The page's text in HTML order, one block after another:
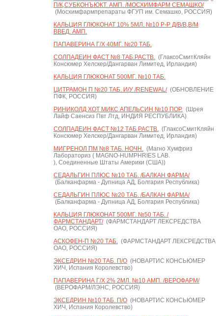
П/К,СУБКОНЪЮКТ. АМП. /МОСХИМФАРМ СЕМАШКО/
(Мосхимфармпрепараты ФГУП им. Семашко, РОССИЯ)
КАЛЬЦИЯ ГЛЮКОНАТ 10% 5МЛ. №10 Р-Р Д/В/В,В/М
ВВЕД. АМП.
ПАПАВЕРИНА Г/Х 40МГ. №20 ТАБ.
СОЛПАДЕИН ФАСТ №8 ТАБ.РАСТВ.(ГлаксоСмитКляйн
Консюмер Хелскер/Дангарван Лимитед, Ирландия)
КАЛЬЦИЯ ГЛЮКОНАТ 500МГ. №10 ТАБ.
ЦИТРАМОН П №20 ТАБ. И/У /RENEWAL/(ОБНОВЛЕНИЕ
ПФК, РОССИЯ)
РИНИКОЛД ХОТ МИКС АПЕЛЬСИН №10 ПОР.(Шрея
Лайф Саенсиз Пвт Лтд, ИНДИЯ РЕСПУБЛИКА)
СОЛПАДЕИН ФАСТ №12 ТАБ.РАСТВ.(ГлаксоСмитКляйн
Консюмер Хелскер/Дангарван Лимитед, Ирландия)
МИГРЕНОЛ ПМ №8 ТАБ. НОЧН.(Магно Хумфриз
Лабораториз ( MAGNO-HUMPHRIES LAB.
), Соединенные Штаты Америки (США))
СЕДАЛЬГИН ПЛЮС №10 ТАБ. /БАЛКАН ФАРМА/
(Балканфарма - Дупница АД, Болгария Республика)
СЕДАЛЬГИН ПЛЮС №20 ТАБ. /БАЛКАН ФАРМА/
(Балканфарма - Дупница АД, Болгария Республика)
КАЛЬЦИЯ ГЛЮКОНАТ 500МГ. №50 ТАБ. /
ФАРМСТАНДАРТ/(ФАРМСТАНДАРТ ЛЕКСРЕДСТВА
ОАО, РОССИЯ)
АСКОФЕН-П №20 ТАБ.(ФАРМСТАНДАРТ ЛЕКСРЕДСТВА
ОАО, РОССИЯ)
ЭКСЕДРИН №20 ТАБ. П/О(НОВАРТИС КОНСЬЮМЕР
ХИЧ, Испания Королевство)
ПАПАВЕРИНА Г/Х 2% 2МЛ. №10 АМП. /ВЕРОФАРМ/
(ВЕРОФАРМ/ЛЭНС, РОССИЯ)
ЭКСЕДРИН №10 ТАБ. П/О(НОВАРТИС КОНСЬЮМЕР
ХИЧ, Испания Королевство)